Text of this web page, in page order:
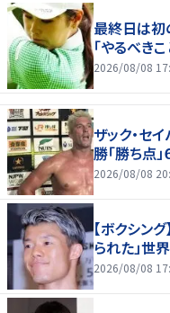
最終日は
「やるべき
2026/08/08
ザック・セ
勝「勝ち点
2026/08/08
【ボクシン
られた」世
2026/08/08